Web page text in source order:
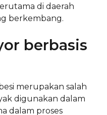
di daerah
berkembang.
berbasis
merupakan salah
digunakan dalam
dalam proses